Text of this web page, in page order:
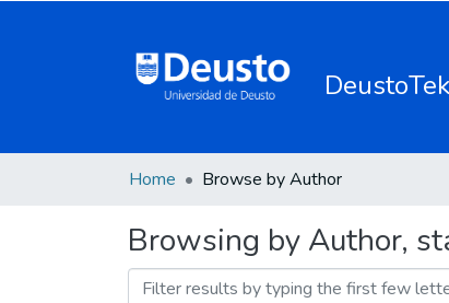
Home Browse by Author
Browsing by Author,